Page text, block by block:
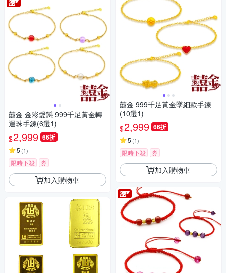
囍金 金彩愛戀 999千足黃金轉
運珠手鍊(6選1)
$2,999 66折
5 (1)
限時下殺 券
加入購物車
囍金 999千足黃金墜細款手鍊
(10選1)
$2,999 66折
5 (1)
限時下殺 券
加入購物車